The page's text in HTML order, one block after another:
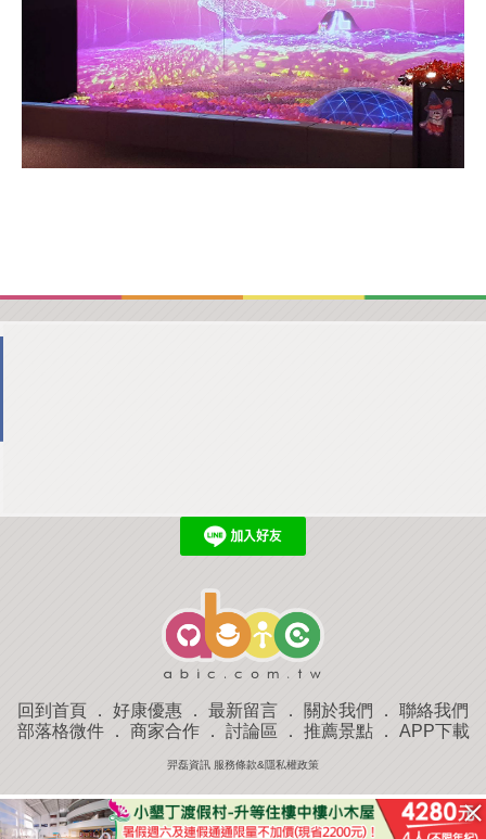
回到首頁 ． 好康優惠 ． 最新留言 ． 關於我們 ． 聯絡我們
部落格微件． 商家合作． 討論區 ． 推薦景點． APP下載
羿磊資訊 服務條款&隱私權政策